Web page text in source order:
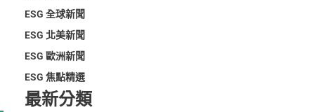
ESG 全球新聞
ESG 北美新聞
ESG 歐洲新聞
ESG 焦點精選
最新分類